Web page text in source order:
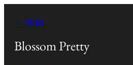
contido
← Atrás
Blossom Pretty